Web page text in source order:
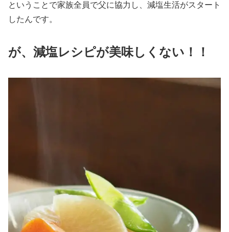
ということで家族全員で父に協力し、減塩生活がスタート
したんです。
が、減塩レシピが美味しくない！！